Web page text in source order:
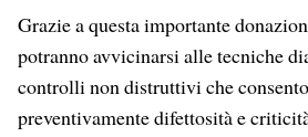
Grazie a questa importante
potranno avvicinarsi alle tecniche
controlli non distruttivi che
preventivamente difettosità e